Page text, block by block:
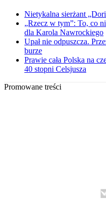
Nietykalna sierżant
„Rzecz w tym”: To, co
dla Karola Nawrockiego
Upał nie odpuszcza.
burze
Prawie cała Polska na
40 stopni Celsjusza
Promowane treści